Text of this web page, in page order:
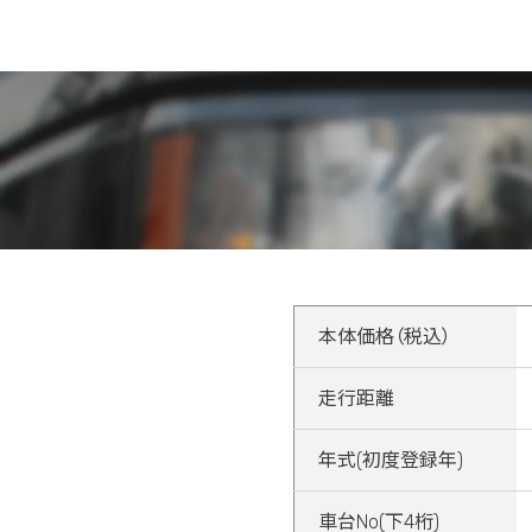
本体価格（税込）
走行距離
年式(初度登録年)
車台No(下4桁)